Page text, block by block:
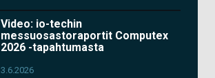
Video: io-techin
messuosastoraportit Computex
2026 -tapahtumasta
3.6.2026